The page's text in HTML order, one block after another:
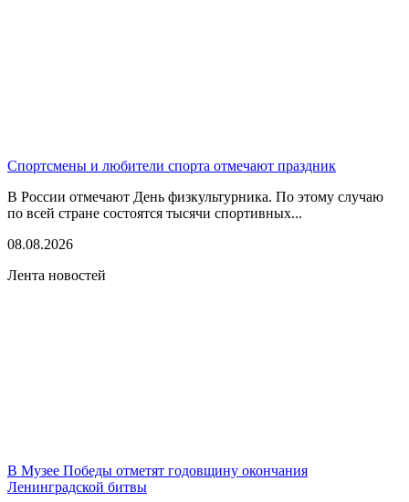
Спортсмены и любители спорта отмечают праздник
В России отмечают День физкультурника. По этому случаю
по всей стране состоятся тысячи спортивных...
08.08.2026
Лента новостей
В Музее Победы отметят годовщину окончания
Ленинградской битвы